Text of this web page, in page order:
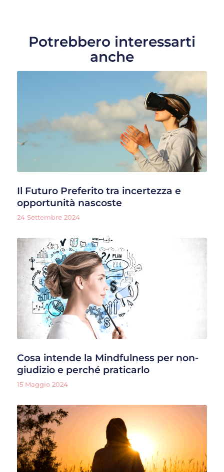
Potrebbero interessarti
anche
Il Futuro Preferito tra incertezza e
opportunità nascoste
24 Settembre 2024
Cosa intende la Mindfulness per non-
giudizio e perché praticarlo
15 Maggio 2024